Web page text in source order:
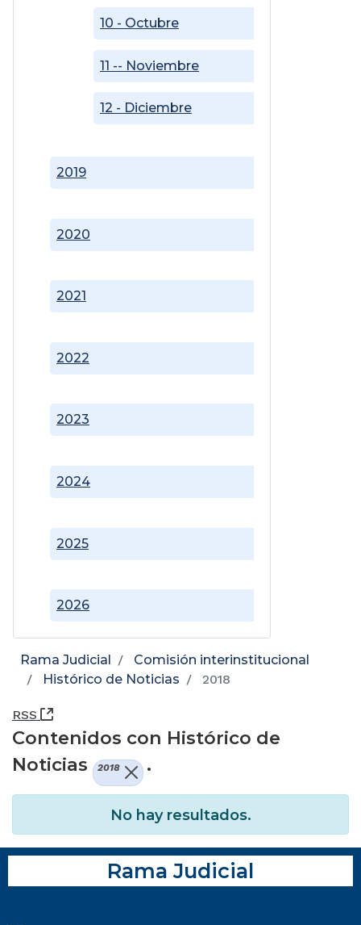
10 - Octubre
11 -- Noviembre
12 - Diciembre
2019
2020
2021
2022
2023
2024
2025
2026
Rama Judicial
Comisión interinstitucional
Histórico de Noticias
2018
RSS (Abre una nueva ventana)
Contenidos con Histórico de
Noticias
2018 .
No hay resultados.
Rama Judicial